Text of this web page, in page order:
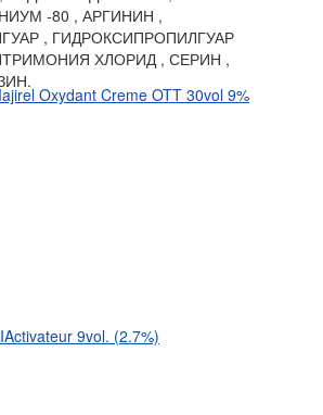
-80 , АРГИНИН ,
, ГИДРОКСИПРОПИЛГУАР
ХЛОРИД , СЕРИН ,
Oxydant Creme OTT 30vol 9%
9vol. (2.7%)